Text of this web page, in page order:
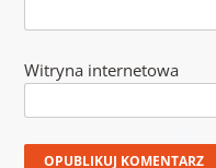
Witryna internetowa